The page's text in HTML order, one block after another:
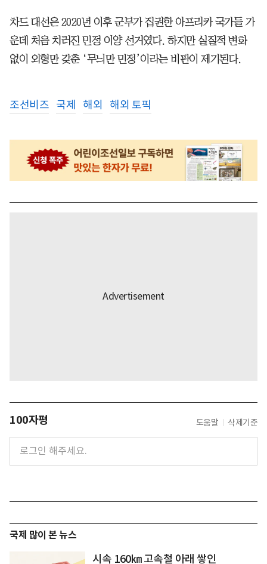
차드 대선은 2020년 이후 군부가 집권한 아프리카 국가들 가
운데 처음 치러진 민정 이양 선거였다. 하지만 실질적 변화
없이 외형만 갖춘 ‘무늬만 민정’이라는 비판이 제기된다.
조선비즈 국제 해외 해외 토픽
100자평 도움말 삭제기준
국제 많이 본 뉴스
시속 160㎞ 고속철 아래 쌓인